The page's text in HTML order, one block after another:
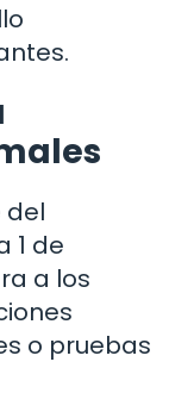
del
1 de
a los
o pruebas